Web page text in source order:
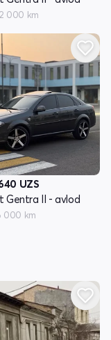
000 km
UZS
Gentra II - avlod
000 km